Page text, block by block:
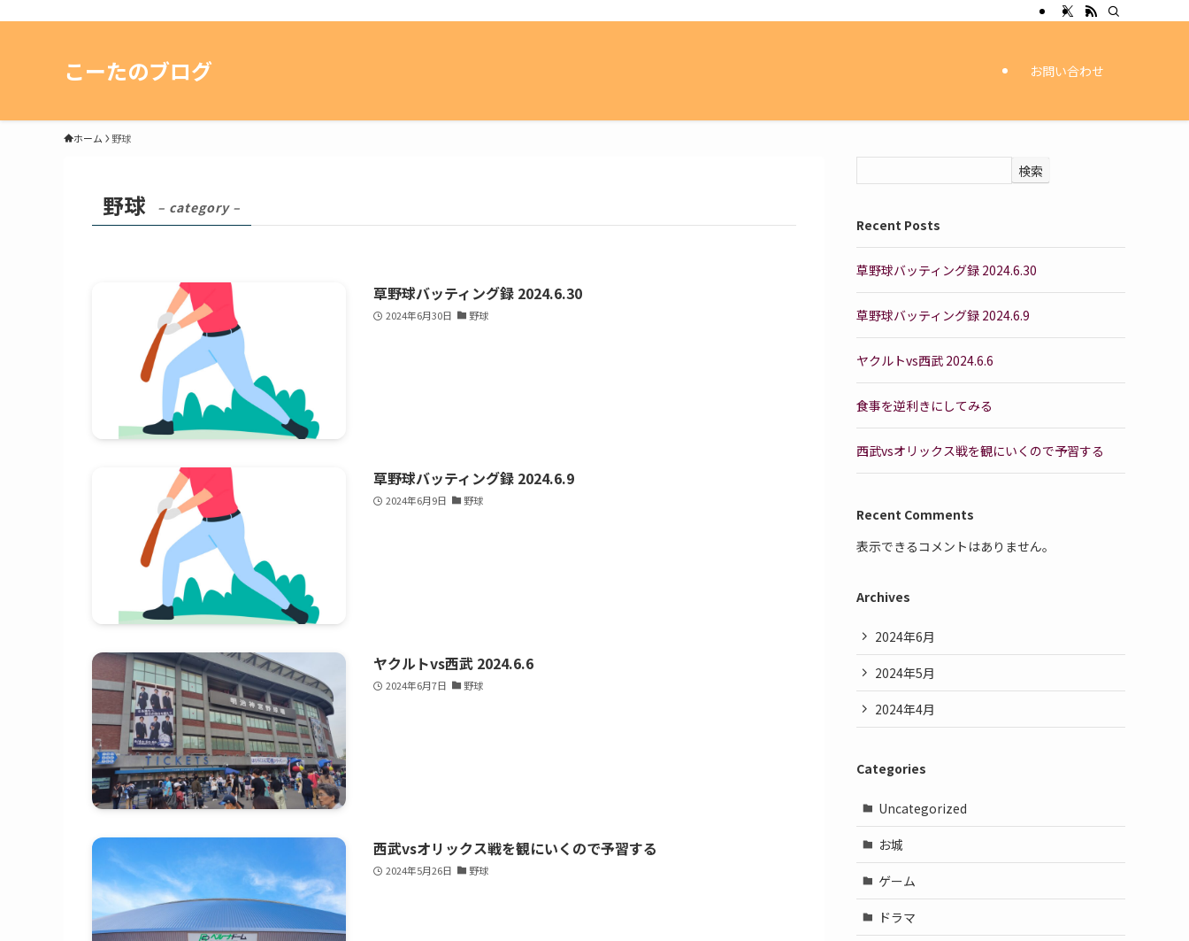
こーたのブログ お問い合わせ
ホーム 野球
野球 – category –
草野球バッティング録 2024.6.30
2024年6月30日 野球
草野球バッティング録 2024.6.9
2024年6月9日 野球
ヤクルトvs西武 2024.6.6
2024年6月7日 野球
西武vsオリックス戦を観にいくので予習する
2024年5月26日 野球
検索
Recent Posts
草野球バッティング録 2024.6.30
草野球バッティング録 2024.6.9
ヤクルトvs西武 2024.6.6
食事を逆利きにしてみる
西武vsオリックス戦を観にいくので予習する
Recent Comments
表示できるコメントはありません。
Archives
2024年6月
2024年5月
2024年4月
Categories
Uncategorized
お城
ゲーム
ドラマ